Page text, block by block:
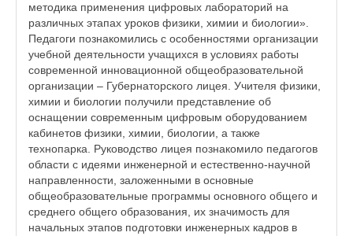
методика применения цифровых лабораторий на
различных этапах уроков физики, химии и биологии».
Педагоги познакомились с особенностями организации
учебной деятельности учащихся в условиях работы
современной инновационной общеобразовательной
организации – Губернаторского лицея. Учителя физики,
химии и биологии получили представление об
оснащении современным цифровым оборудованием
кабинетов физики, химии, биологии, а также
технопарка. Руководство лицея познакомило педагогов
области с идеями инженерной и естественно-научной
направленности, заложенными в основные
общеобразовательные программы основного общего и
среднего общего образования, их значимость для
начальных этапов подготовки инженерных кадров в